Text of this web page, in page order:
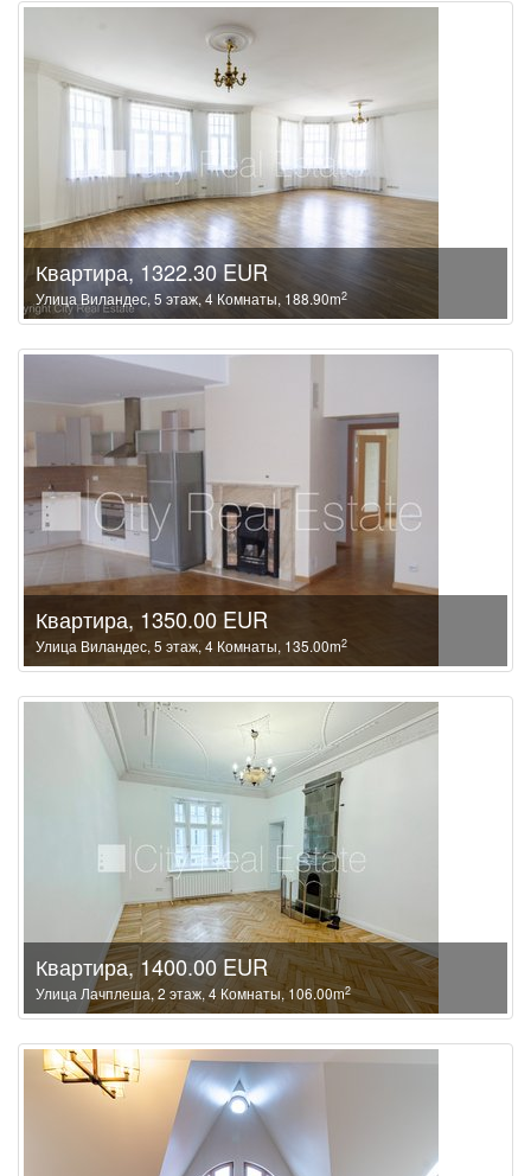
Квартира, 1322.30 EUR
Улица Виландес, 5 этаж, 4 Комнаты, 188.90m2
Квартира, 1350.00 EUR
Улица Виландес, 5 этаж, 4 Комнаты, 135.00m2
Квартира, 1400.00 EUR
Улица Лачплеша, 2 этаж, 4 Комнаты, 106.00m2